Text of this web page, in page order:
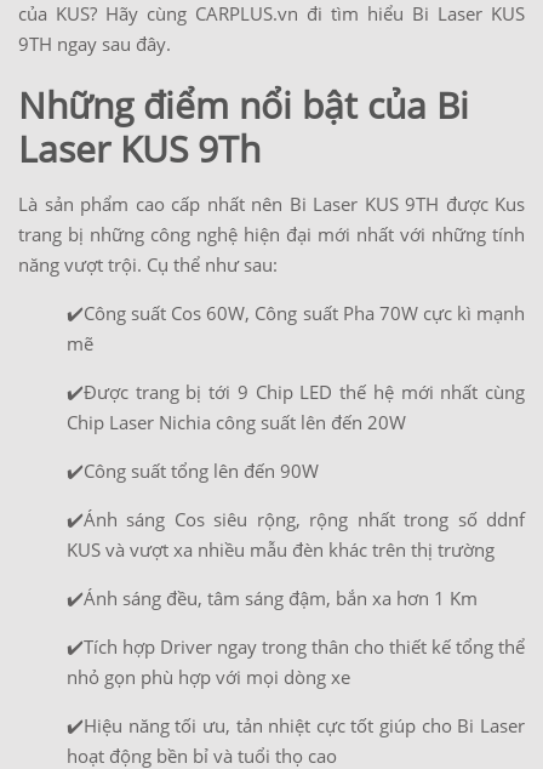
của KUS? Hãy cùng CARPLUS.vn đi tìm hiểu Bi Laser KUS
9TH ngay sau đây.
Những điểm nổi bật của Bi
Laser KUS 9Th
Là sản phẩm cao cấp nhất nên Bi Laser KUS 9TH được Kus
trang bị những công nghệ hiện đại mới nhất với những tính
năng vượt trội. Cụ thể như sau:
✔️Công suất Cos 60W, Công suất Pha 70W cực kì mạnh
mẽ
✔️Được trang bị tới 9 Chip LED thế hệ mới nhất cùng
Chip Laser Nichia công suất lên đến 20W
✔️Công suất tổng lên đến 90W
✔️Ánh sáng Cos siêu rộng, rộng nhất trong số ddnf
KUS và vượt xa nhiều mẫu đèn khác trên thị trường
✔️Ánh sáng đều, tâm sáng đậm, bắn xa hơn 1 Km
✔️Tích hợp Driver ngay trong thân cho thiết kế tổng thể
nhỏ gọn phù hợp với mọi dòng xe
✔️Hiệu năng tối ưu, tản nhiệt cực tốt giúp cho Bi Laser
hoạt động bền bỉ và tuổi thọ cao